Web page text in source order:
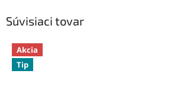
Súvisiaci tovar
Akcia
Tip